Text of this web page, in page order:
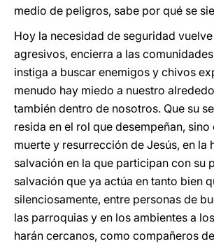
medio de peligros, sabe por qué se
Hoy la necesidad de seguridad
agresivos, encierra a las
instiga a buscar enemigos y chivos
menudo hay miedo a nuestro
también dentro de nosotros. Que su
resida en el rol que desempeñan, sino
muerte y resurrección de Jesús, en la
salvación en la que participan con su
salvación que ya actúa en tanto bien
silenciosamente, entre personas de
las parroquias y en los ambientes a
harán cercanos, como compañeros